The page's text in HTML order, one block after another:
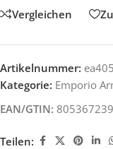
Vergleichen
Artikelnummer:
Kategorie: Emporio
EAN/GTIN:
Teilen: